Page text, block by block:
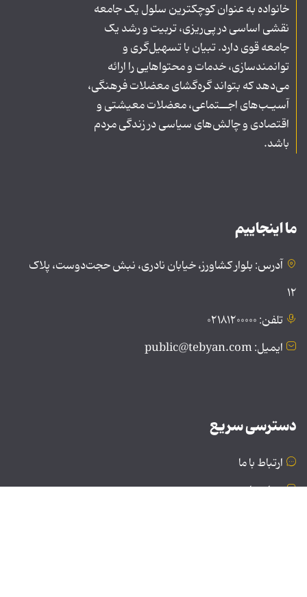
خانواده به عنوان کوچکترین سلول یک جامعه
نقشی اساسی در پی‌ریزی، تربیت و رشد یک
جامعه قوی دارد. تبیان با تسهیل‌گری و
توانمندسازی، خدمات و محتواهایی را ارائه
می‌دهد که بتواند گره‌گشای معضلات فرهنگی،
آسیـب‌های اجــتماعی، معضلات معیشتی و
اقتصادی و چالش‌های سیاسی در زندگی مردم
باشد.
ما اینجاییم
آدرس: بلوار کشاورز، خیابان نادری، نبش حجت‌دوست، پلاک
۱۲
تلفن: ۰۲۱۸۱۲۰۰۰۰۰
ایمیل: public@tebyan.com
دسترسی سریع
ارتباط با ما
درباره ما